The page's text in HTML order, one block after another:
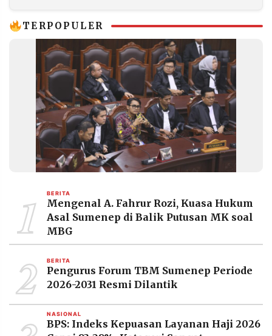
TERPOPULER
1 BERITA
Mengenal A. Fahrur Rozi, Kuasa Hukum
Asal Sumenep di Balik Putusan MK soal
MBG
2 BERITA
Pengurus Forum TBM Sumenep Periode
2026-2031 Resmi Dilantik
NASIONAL
BPS: Indeks Kepuasan Layanan Haji 2026